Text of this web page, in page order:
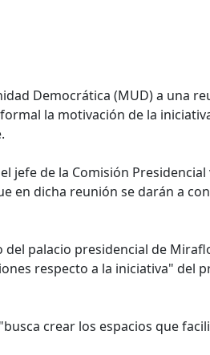
Democrática (MUD) a una
la motivación de la
jefe de la Comisión Presidencial
en dicha reunión se darán a
del palacio presidencial de
respecto a la iniciativa" del
crear los espacios que